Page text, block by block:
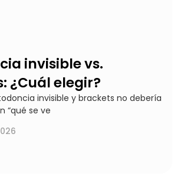
invisible vs.
¿Cuál elegir?
invisible y brackets no debería
“qué se ve